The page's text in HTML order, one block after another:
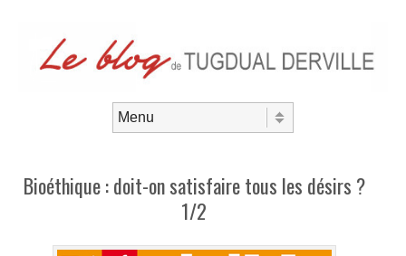
Bioéthique : doit-on satisfaire tous les désirs ?
1/2